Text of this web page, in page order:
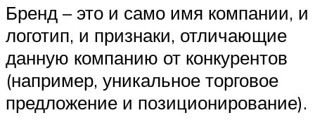
Бренд – это и само имя компании, и
логотип, и признаки, отличающие
данную компанию от конкурентов
(например, уникальное торговое
предложение и позиционирование).